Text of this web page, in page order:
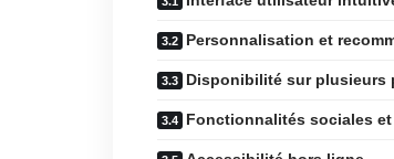
Personnalisation et
Disponibilité sur plusieurs
Fonctionnalités sociales